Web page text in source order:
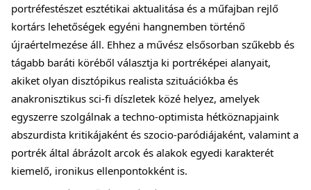
portréfestészet esztétikai aktualitása és a műfajban rejlő
kortárs lehetőségek egyéni hangnemben történő
újraértelmezése áll. Ehhez a művész elsősorban szűkebb és
tágabb baráti köréből választja ki portréképei alanyait,
akiket olyan disztópikus realista szituációkba és
anakronisztikus sci-fi díszletek közé helyez, amelyek
egyszerre szolgálnak a techno-optimista hétköznapjaink
abszurdista kritikájaként és szocio-paródiájaként, valamint a
portrék által ábrázolt arcok és alakok egyedi karakterét
kiemelő, ironikus ellenpontokként is.